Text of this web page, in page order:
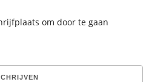
om door te gaan